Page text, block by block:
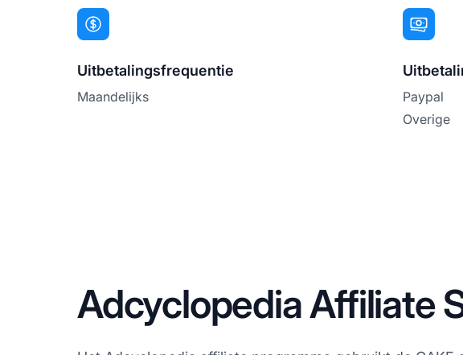
Uitbetalingsfrequentie
Maandelijks
Paypal
Overige
Adcyclopedia Affiliate